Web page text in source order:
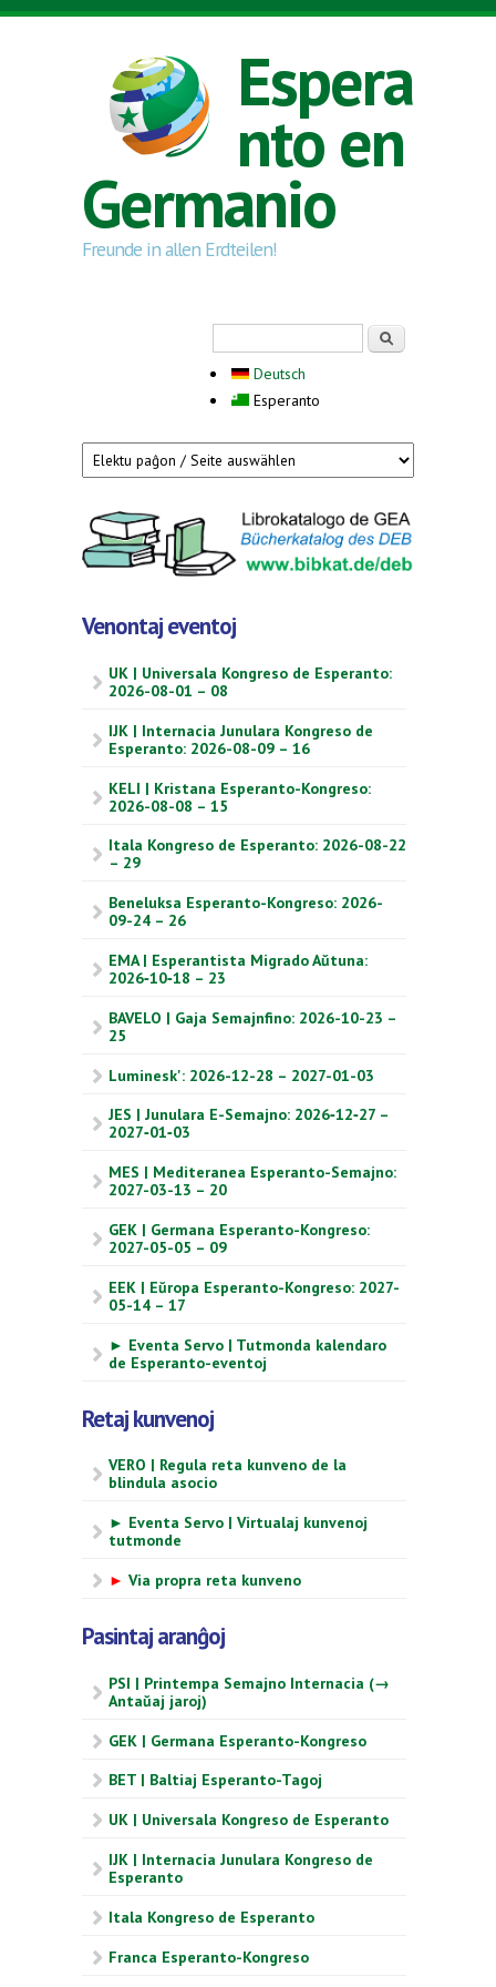
Skip to main content
Espera
nto en
Germanio
Freunde in allen Erdteilen!
Deutsch
Esperanto
Venontaj eventoj
UK | Universala Kongreso de Esperanto:
2026-08-01 – 08
IJK | Internacia Junulara Kongreso de
Esperanto: 2026-08-09 – 16
KELI | Kristana Esperanto-Kongreso:
2026-08-08 – 15
Itala Kongreso de Esperanto: 2026-08-22
– 29
Beneluksa Esperanto-Kongreso: 2026-
09-24 – 26
EMA | Esperantista Migrado Aŭtuna:
2026‑10‑18 – 23
BAVELO | Gaja Semajnfino: 2026-10-23 –
25
Luminesk': 2026-12-28 – 2027-01-03
JES | Junulara E-Semajno: 2026‑12‑27 –
2027‑01‑03
MES | Mediteranea Esperanto-Semajno:
2027-03-13 – 20
GEK | Germana Esperanto-Kongreso:
2027-05-05 – 09
EEK | Eŭropa Esperanto-Kongreso: 2027-
05-14 – 17
► Eventa Servo | Tutmonda kalendaro
de Esperanto-eventoj
Retaj kunvenoj
VERO | Regula reta kunveno de la
blindula asocio
► Eventa Servo | Virtualaj kunvenoj
tutmonde
► Via propra reta kunveno
Pasintaj aranĝoj
PSI | Printempa Semajno Internacia (→
Antaŭaj jaroj)
GEK | Germana Esperanto-Kongreso
BET | Baltiaj Esperanto-Tagoj
UK | Universala Kongreso de Esperanto
IJK | Internacia Junulara Kongreso de
Esperanto
Itala Kongreso de Esperanto
Franca Esperanto-Kongreso